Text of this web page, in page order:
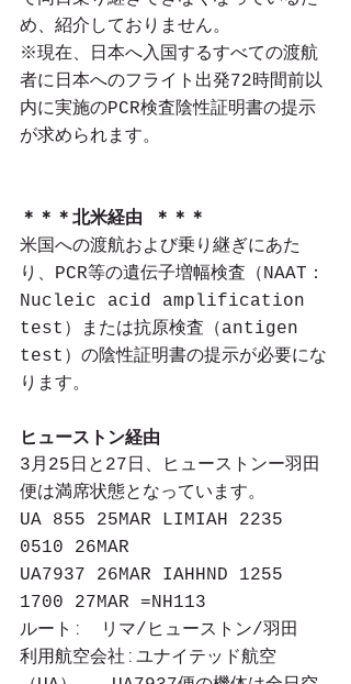
め、紹介しておりません。
※現在、日本へ入国するすべての渡航
者に日本へのフライト出発72時間前以
内に実施のPCR検査陰性証明書の提示
が求められます。
＊＊＊北米経由 ＊＊＊
米国への渡航および乗り継ぎにあた
り、PCR等の遺伝子増幅検査（NAAT：
Nucleic acid amplification
test）または抗原検査（antigen
test）の陰性証明書の提示が必要にな
ります。
ヒューストン経由
3月25日と27日、ヒューストンー羽田
便は満席状態となっています。
UA 855 25MAR LIMIAH 2235
0510 26MAR
UA7937 26MAR IAHHND 1255
1700 27MAR =NH113
ルートː　リマ/ヒューストン/羽田
利用航空会社ːユナイテッド航空